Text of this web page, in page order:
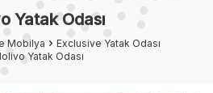
Yatak Odası
Mobilya
Exclusive Yatak Odası
Yatak Odası